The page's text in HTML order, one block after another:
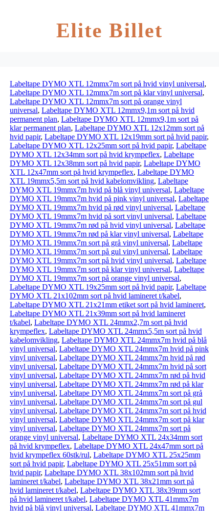
Elite Billet
Labeltape DYMO XTL 12mmx7m sort på hvid vinyl universal,
Labeltape DYMO XTL 12mmx7m sort på klar vinyl universal,
Labeltape DYMO XTL 12mmx7m sort på orange vinyl
universal, Labeltape DYMO XTL 12mmx9,1m sort på hvid
permanent plan, Labeltape DYMO XTL 12mmx9,1m sort på
klar permanent plan, Labeltape DYMO XTL 12x12mm sort på
hvid papir, Labeltape DYMO XTL 12x19mm sort på hvid papir,
Labeltape DYMO XTL 12x25mm sort på hvid papir, Labeltape
DYMO XTL 12x34mm sort på hvid krympeflex, Labeltape
DYMO XTL 12x38mm sort på hvid papir, Labeltape DYMO
XTL 12x47mm sort på hvid krympeflex, Labeltape DYMO
XTL 19mmx5,5m sort på hvid kabelomvikling, Labeltape
DYMO XTL 19mmx7m hvid på blå vinyl universal, Labeltape
DYMO XTL 19mmx7m hvid på pink vinyl universal, Labeltape
DYMO XTL 19mmx7m hvid på rød vinyl universal, Labeltape
DYMO XTL 19mmx7m hvid på sort vinyl universal, Labeltape
DYMO XTL 19mmx7m rød på hvid vinyl universal, Labeltape
DYMO XTL 19mmx7m rød på klar vinyl universal, Labeltape
DYMO XTL 19mmx7m sort på grå vinyl universal, Labeltape
DYMO XTL 19mmx7m sort på gul vinyl universal, Labeltape
DYMO XTL 19mmx7m sort på hvid vinyl universal, Labeltape
DYMO XTL 19mmx7m sort på klar vinyl universal, Labeltape
DYMO XTL 19mmx7m sort på orange vinyl universal,
Labeltape DYMO XTL 19x25mm sort på hvid papir, Labeltape
DYMO XTL 21x102mm sort på hvid lamineret t/kabel,
Labeltape DYMO XTL 21x21mm etiket sort på hvid lamineret,
Labeltape DYMO XTL 21x39mm sort på hvid lamineret
t/kabel, Labeltape DYMO XTL 24mmx2,7m sort på hvid
krympeflex, Labeltape DYMO XTL 24mmx5,5m sort på hvid
kabelomvikling, Labeltape DYMO XTL 24mmx7m hvid på blå
vinyl universal, Labeltape DYMO XTL 24mmx7m hvid på pink
vinyl universal, Labeltape DYMO XTL 24mmx7m hvid på rød
vinyl universal, Labeltape DYMO XTL 24mmx7m hvid på sort
vinyl universal, Labeltape DYMO XTL 24mmx7m rød på hvid
vinyl universal, Labeltape DYMO XTL 24mmx7m rød på klar
vinyl universal, Labeltape DYMO XTL 24mmx7m sort på grå
vinyl universal, Labeltape DYMO XTL 24mmx7m sort på gul
vinyl universal, Labeltape DYMO XTL 24mmx7m sort på hvid
vinyl universal, Labeltape DYMO XTL 24mmx7m sort på klar
vinyl universal, Labeltape DYMO XTL 24mmx7m sort på
orange vinyl universal, Labeltape DYMO XTL 24x34mm sort
på hvid krympeflex, Labeltape DYMO XTL 24x47mm sort på
hvid krympeflex 60stk/rul, Labeltape DYMO XTL 25x25mm
sort på hvid papir, Labeltape DYMO XTL 25x51mm sort på
hvid papir, Labeltape DYMO XTL 38x102mm sort på hvid
lamineret t/kabel, Labeltape DYMO XTL 38x21mm sort på
hvid lamineret t/kabel, Labeltape DYMO XTL 38x39mm sort
på hvid lamineret t/kabel, Labeltape DYMO XTL 41mmx7m
hvid på blå vinyl universal, Labeltape DYMO XTL 41mmx7m